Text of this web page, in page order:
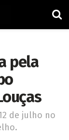
pela
de julho no